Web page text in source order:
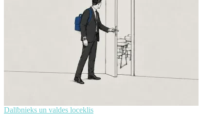
Dalībnieks un valdes loceklis